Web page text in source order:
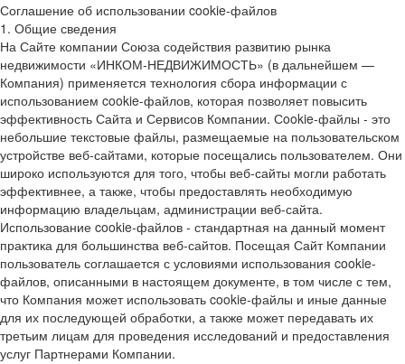
Соглашение об использовании cookie-файлов
1. Общие сведения
На Сайте компании Союза содействия развитию рынка
недвижимости «ИНКОМ-НЕДВИЖИМОСТЬ» (в дальнейшем —
Компания) применяется технология сбора информации с
использованием cookie-файлов, которая позволяет повысить
эффективность Сайта и Сервисов Компании. Сookie-файлы - это
небольшие текстовые файлы, размещаемые на пользовательском
устройстве веб-сайтами, которые посещались пользователем. Они
широко используются для того, чтобы веб-сайты могли работать
эффективнее, а также, чтобы предоставлять необходимую
информацию владельцам, администрации веб-сайта.
Использование cookie-файлов - стандартная на данный момент
практика для большинства веб-сайтов. Посещая Сайт Компании
пользователь соглашается с условиями использования cookie-
файлов, описанными в настоящем документе, в том числе с тем,
что Компания может использовать cookie-файлы и иные данные
для их последующей обработки, а также может передавать их
третьим лицам для проведения исследований и предоставления
услуг Партнерами Компании.